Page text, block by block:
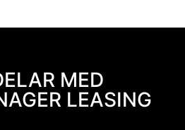
MED
LEASING